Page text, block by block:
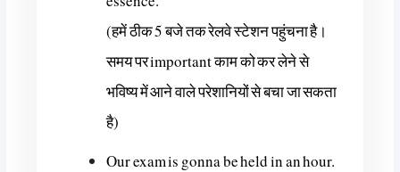
(हमें ठीक 5 बजे तक रेलवे स्टेशन पहुंचना है।
समय पर important काम को कर लेने से
भविष्य में आने वाले परेशानियों से बचा जा सकता
है)
Our exam is gonna be held in an hour.